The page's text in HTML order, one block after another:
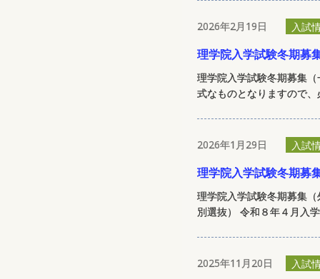
2026年2月19日 入試
理学院入学試験冬期募
理学院入学試験冬期募集
式なものとなりますので
2026年1月29日 入試
理学院入学試験冬期募
理学院入学試験冬期募集
別選抜） 令和８年４月入
2025年11月20日 入試